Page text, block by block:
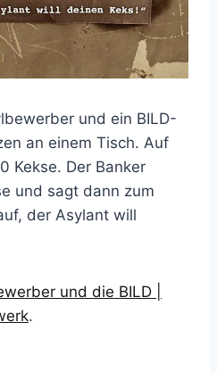
und ein BILD-
an einem Tisch. Auf
Kekse. Der Banker
und sagt dann zum
der Asylant will
und die BILD |
.